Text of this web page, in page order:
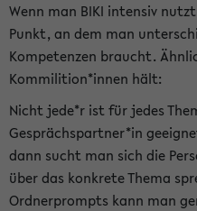
Wenn man BIKI intensiv
Punkt, an dem man
Kompetenzen braucht.
Kommilition*innen hält:
Nicht jede*r ist für jedes
Gesprächspartner*in
dann sucht man sich die
über das konkrete Thema
Ordnerprompts kann man